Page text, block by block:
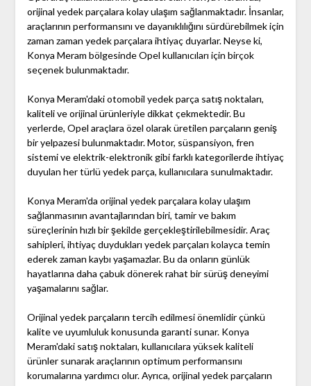
orijinal yedek parçalara kolay ulaşım sağlanmaktadır. İnsanlar,
araçlarının performansını ve dayanıklılığını sürdürebilmek için
zaman zaman yedek parçalara ihtiyaç duyarlar. Neyse ki,
Konya Meram bölgesinde Opel kullanıcıları için birçok
seçenek bulunmaktadır.
Konya Meram'daki otomobil yedek parça satış noktaları,
kaliteli ve orijinal ürünleriyle dikkat çekmektedir. Bu
yerlerde, Opel araçlara özel olarak üretilen parçaların geniş
bir yelpazesi bulunmaktadır. Motor, süspansiyon, fren
sistemi ve elektrik-elektronik gibi farklı kategorilerde ihtiyaç
duyulan her türlü yedek parça, kullanıcılara sunulmaktadır.
Konya Meram'da orijinal yedek parçalara kolay ulaşım
sağlanmasının avantajlarından biri, tamir ve bakım
süreçlerinin hızlı bir şekilde gerçekleştirilebilmesidir. Araç
sahipleri, ihtiyaç duydukları yedek parçaları kolayca temin
ederek zaman kaybı yaşamazlar. Bu da onların günlük
hayatlarına daha çabuk dönerek rahat bir sürüş deneyimi
yaşamalarını sağlar.
Orijinal yedek parçaların tercih edilmesi önemlidir çünkü
kalite ve uyumluluk konusunda garanti sunar. Konya
Meram'daki satış noktaları, kullanıcılara yüksek kaliteli
ürünler sunarak araçlarının optimum performansını
korumalarına yardımcı olur. Ayrıca, orijinal yedek parçaların